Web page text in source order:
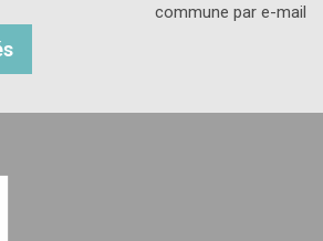
commune par e-mail